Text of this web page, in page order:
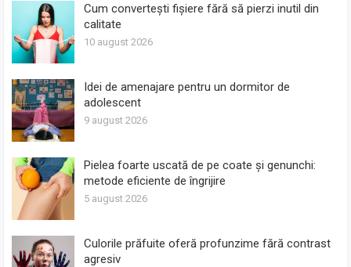
Cum convertești fișiere fără să pierzi inutil din
calitate
10 august 2026
Idei de amenajare pentru un dormitor de
adolescent
9 august 2026
Pielea foarte uscată de pe coate și genunchi:
metode eficiente de îngrijire
5 august 2026
Culorile prăfuite oferă profunzime fără contrast
agresiv